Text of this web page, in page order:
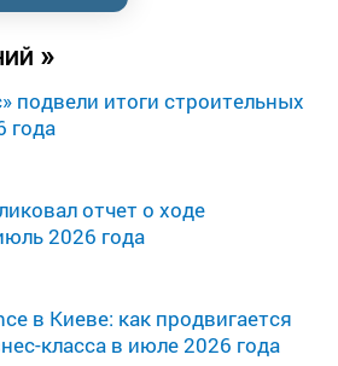
»
подвели итоги строительных
года
отчет о ходе
2026 года
в Киеве: как продвигается
класса в июле 2026 года